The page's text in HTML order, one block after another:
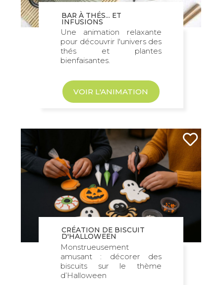
BAR À THÉS... ET
INFUSIONS
Une animation relaxante
pour découvrir l'univers des
thés et plantes
bienfaisantes.
VOIR L'ANIMATION
CRÉATION DE BISCUIT
D'HALLOWEEN
Monstrueusement
amusant : décorer des
biscuits sur le thème
d’Halloween